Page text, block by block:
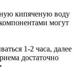
кипяченую воду
могут
1-2 часа, далее
достаточно